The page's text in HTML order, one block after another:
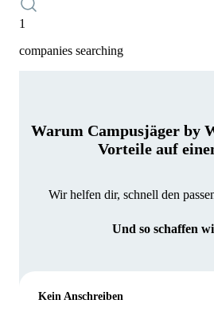
1
companies searching
Warum Campusjäger by
Vorteile auf
Wir helfen dir, schnell den
Und so schaffen
Kein Anschreiben